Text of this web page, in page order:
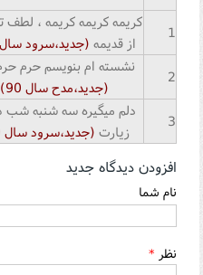
1
کریمه کریمه کریمه ، لطف
از قدیمه (جدید،سرود سال
2
نشسته ام بنویسم حرم
(جدید،مدح سال 90
)
3
دلم میگیره سه شنبه شب
زیارت (جدید،سرود سال
افزودن دیدگاه جدید
نام شما
نظر *